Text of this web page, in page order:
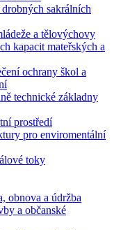
sakrálních
a tělovýchovy
kapacit mateřských a
ochrany škol a
technické základny
prostředí
pro enviromentální
toky
obnova a údržba
a občanské